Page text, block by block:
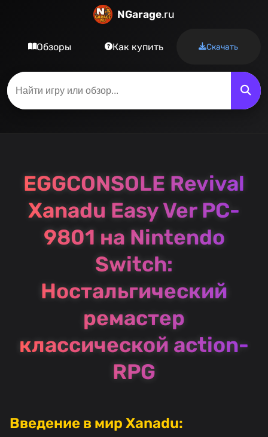
NGarage.ru
Обзоры Как купить Скачать
EGGCONSOLE Revival
Xanadu Easy Ver PC-
9801 на Nintendo
Switch:
Ностальгический
ремастер
классической action-
RPG
Введение в мир Xanadu: